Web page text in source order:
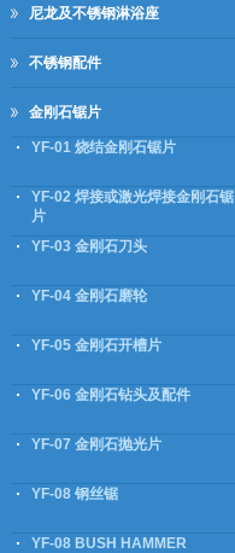
尼龙及不锈钢淋浴座
不锈钢配件
金刚石锯片
YF-01 烧结金刚石锯片
YF-02 焊接或激光焊接金刚石锯
片
YF-03 金刚石刀头
YF-04 金刚石磨轮
YF-05 金刚石开槽片
YF-06 金刚石钻头及配件
YF-07 金刚石抛光片
YF-08 钢丝锯
YF-08 BUSH HAMMER